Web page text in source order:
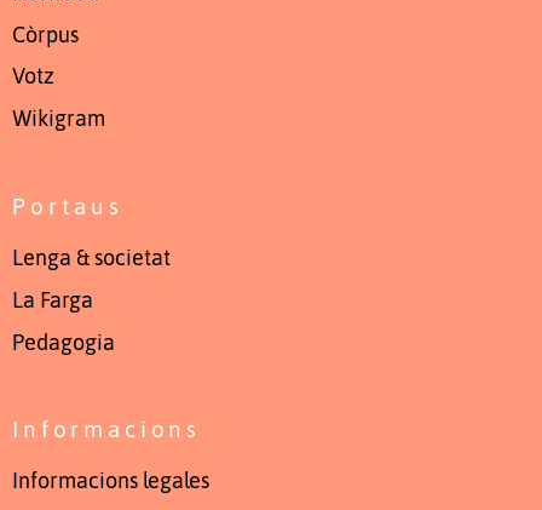
Còrpus
Votz
Wikigram
Portaus
Lenga & societat
La Farga
Pedagogia
Informacions
Informacions legales